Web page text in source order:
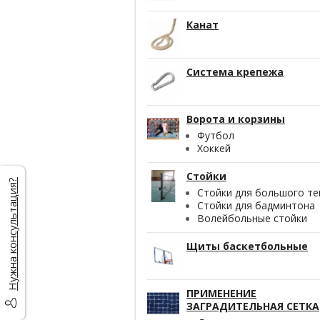
Канат
Система крепежа
Ворота и корзины
Футбол
Хоккей
Стойки
Стойки для большого
Стойки для бадминтона
Волейбольные стойки
Щиты баскетбольные
ПРИМЕНЕНИЕ
ЗАГРАДИТЕЛЬНАЯ СЕТКА
Нужна консультация?